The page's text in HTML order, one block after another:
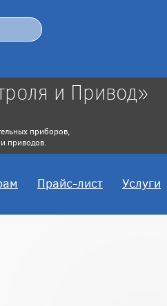
и Привод»
приборов,
приводов.
Прайс-лист Услуги